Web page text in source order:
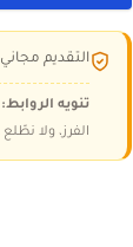
التقديم
تنويه الروابط:
الفرز، ولا